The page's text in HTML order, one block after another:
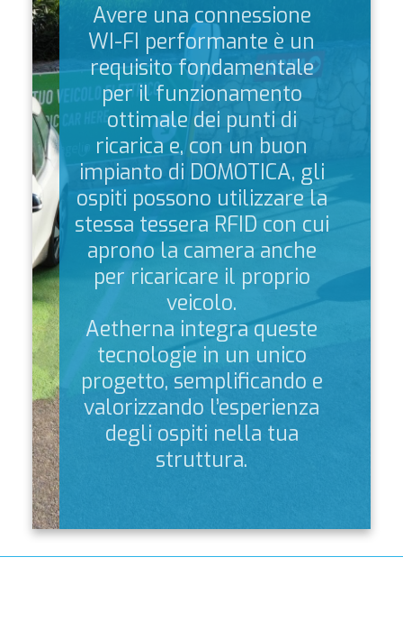
Avere una connessione
WI-FI performante è un
requisito fondamentale
per il funzionamento
ottimale dei punti di
ricarica e, con un buon
impianto di DOMOTICA, gli
ospiti possono utilizzare la
stessa tessera RFID con cui
aprono la camera anche
per ricaricare il proprio
veicolo.
Aetherna integra queste
tecnologie in un unico
progetto, semplificando e
valorizzando l’esperienza
degli ospiti nella tua
struttura.